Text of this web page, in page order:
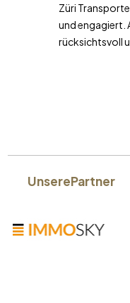
Züri Transporte &
und engagiert. Ab der
rücksichtsvoll und
UnserePartner